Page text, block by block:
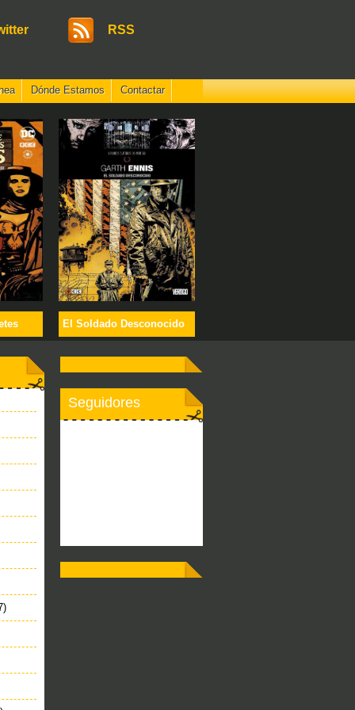
RSS
Dónde Estamos Contactar
El Soldado Desconocido
Seguidores